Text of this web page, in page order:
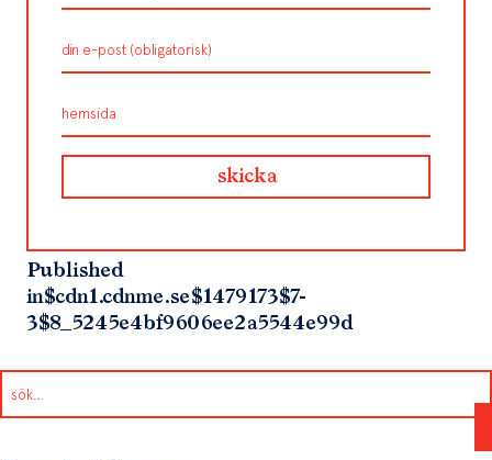
Published
in$cdn1.cdnme.se$1479173$7-
3$8_5245e4bf9606ee2a5544e99d